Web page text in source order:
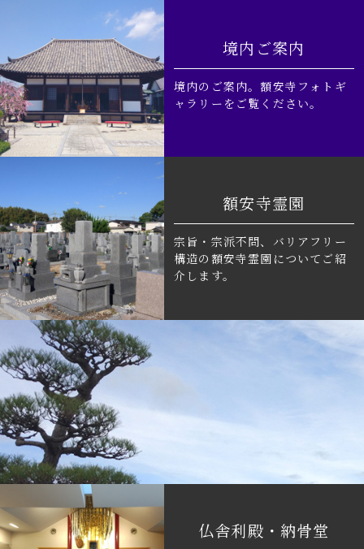
境内ご案内
境内のご案内。額安寺フォトギ
ャラリーをご覧ください。
額安寺霊園
宗旨・宗派不問、バリアフリー
構造の額安寺霊園についてご紹
介します。
仏舎利殿・納骨堂